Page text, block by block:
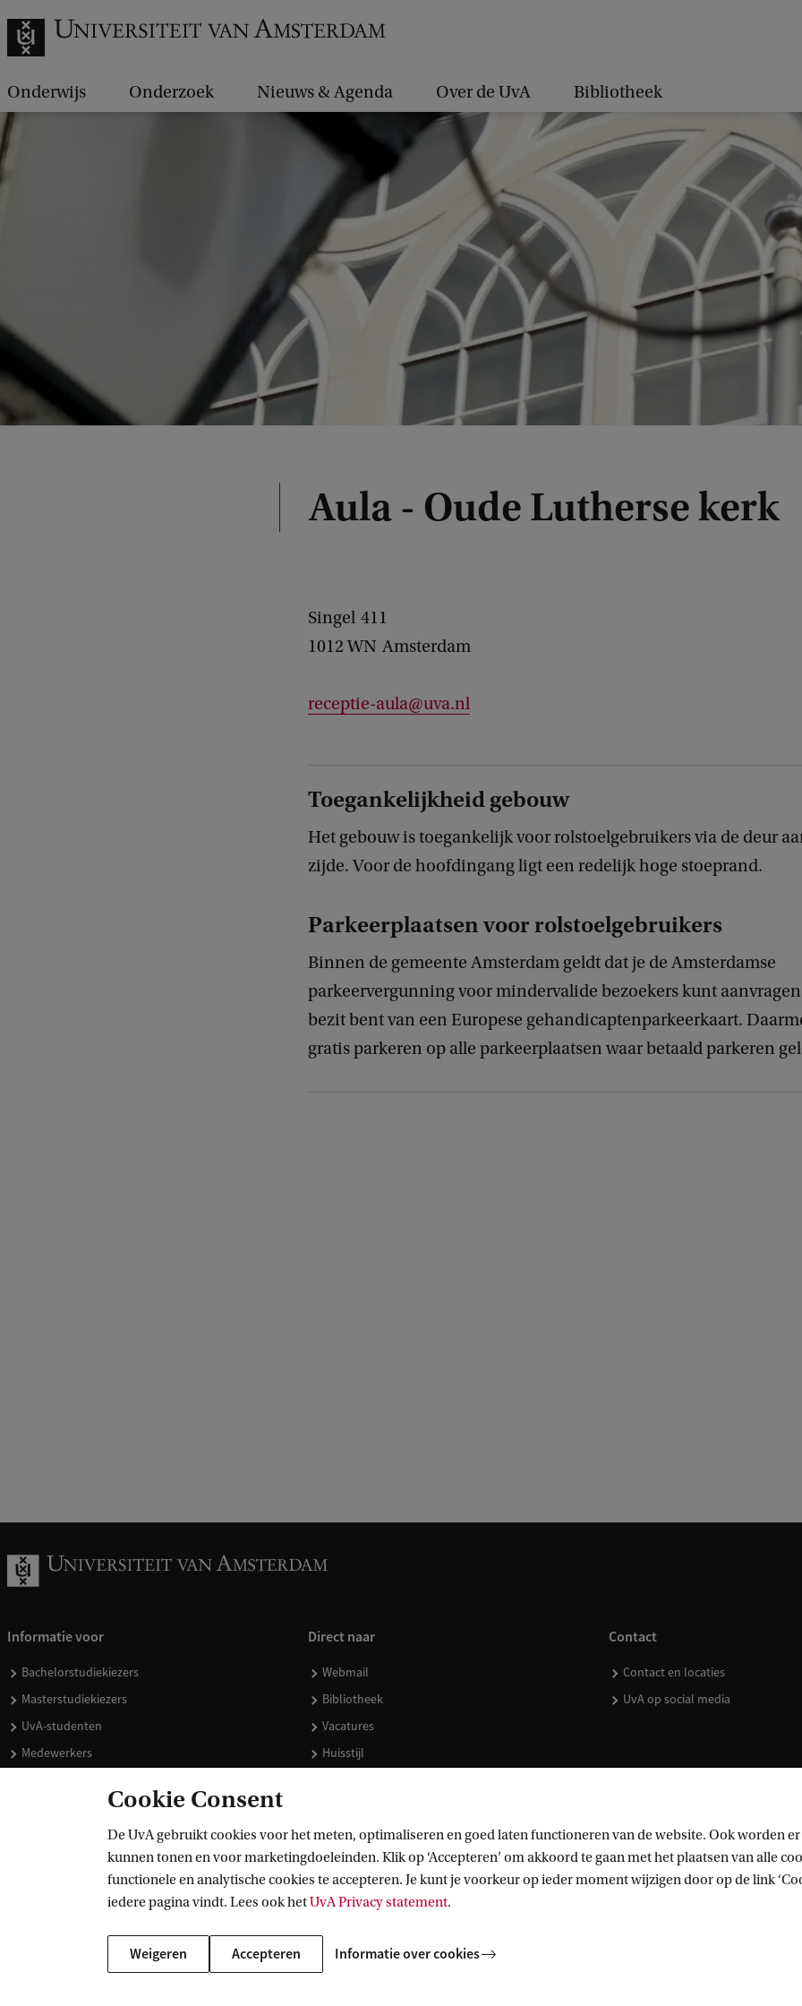
Onderwijs Onderzoek Nieuws & Agenda Over de UvA Bibliotheek
Aula - Oude Lutherse kerk
Singel 411
1012 WN Amsterdam
receptie-aula@uva.nl
Toegankelijkheid gebouw
Het gebouw is toegankelijk voor rolstoelgebruikers via de deur
zijde. Voor de hoofdingang ligt een redelijk hoge stoeprand.
Parkeerplaatsen voor rolstoelgebruikers
Binnen de gemeente Amsterdam geldt dat je de Amsterdamse
parkeervergunning voor mindervalide bezoekers kunt
bezit bent van een Europese gehandicaptenparkeerkaart.
gratis parkeren op alle parkeerplaatsen waar betaald parkeren
Informatie voor
Bachelorstudiekiezers
Masterstudiekiezers
UvA-studenten
Medewerkers
Schooldecanen en vakdocenten
Direct naar
Webmail
Bibliotheek
Vacatures
Huisstijl
Contact
Contact en locaties
UvA op social media
Cookie Consent
De UvA gebruikt cookies voor het meten, optimaliseren en goed laten functioneren van de website. Ook worden
kunnen tonen en voor marketingdoeleinden. Klik op ‘Accepteren’ om akkoord te gaan met het plaatsen van alle
functionele en analytische cookies te accepteren. Je kunt je voorkeur op ieder moment wijzigen door op de link
iedere pagina vindt. Lees ook hetUvA Privacy statement.
Weigeren Accepteren Informatie over cookies